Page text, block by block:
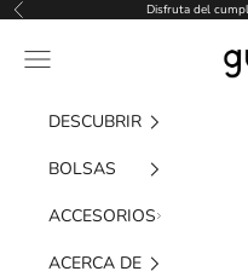
Saltar al contenido
Anterior Disfruta del
gu_de
Menú de navegación
DESCUBRIR
BOLSAS
ACCESORIOS
ACERCA DE